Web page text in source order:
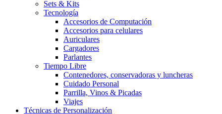
Sets & Kits
Tecnología
Accesorios de Computación
Accesorios para celulares
Auriculares
Cargadores
Parlantes
Tiempo Libre
Contenedores, conservadoras y luncheras
Cuidado Personal
Parrilla, Vinos & Picadas
Viajes
Técnicas de Personalización